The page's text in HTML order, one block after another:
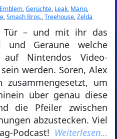
,Gerüchte, Leak, Mario,
,Smash Bros.,Treehouse,Zelda
Tür – und mit ihr das
und Geraune welche
Nintendos Video-
werden. Sören, Alex
zusammengesetzt, um
über genau diese
die Pfeiler zwischen
abzustecken. Viel
Podcast! Weiterlesen…